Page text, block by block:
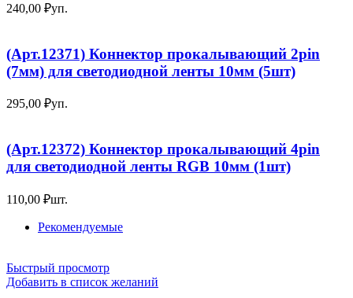
240,00 ₽уп.
(Арт.12371) Коннектор прокалывающий 2pin
(7мм) для светодиодной ленты 10мм (5шт)
295,00 ₽уп.
(Арт.12372) Коннектор прокалывающий 4pin
для светодиодной ленты RGB 10мм (1шт)
110,00 ₽шт.
Рекомендуемые
Быстрый просмотр
Добавить в список желаний